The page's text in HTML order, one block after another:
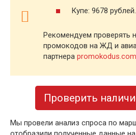
Купе: 9678 рублей.
Рекомендуем проверять
промокодов на ЖД и
партнера promokodus.com
Проверить
Мы провели анализ спроса по